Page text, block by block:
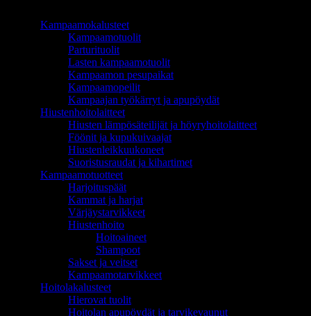
Kampaamokalusteet
Kampaamotuolit
Parturituolit
Lasten kampaamotuolit
Kampaamon pesupaikat
Kampaamopeilit
Kampaajan työkärryt ja apupöydät
Hiustenhoitolaitteet
Hiusten lämpösäteilijät ja höyryhoitolaitteet
Föönit ja kupukuivaajat
Hiustenleikkuukoneet
Suoristusraudat ja kihartimet
Kampaamotuotteet
Harjoituspäät
Kammat ja harjat
Värjäystarvikkeet
Hiustenhoito
Hoitoaineet
Shampoot
Sakset ja veitset
Kampaamotarvikkeet
Hoitolakalusteet
Hierovat tuolit
Hoitolan apupöydät ja tarvikevaunut